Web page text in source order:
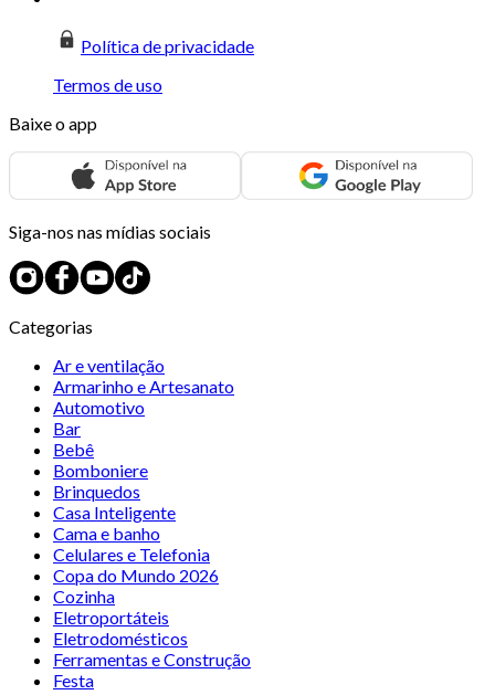
Política de privacidade
Termos de uso
Baixe o app
Siga-nos nas mídias sociais
Categorias
Ar e ventilação
Armarinho e Artesanato
Automotivo
Bar
Bebê
Bomboniere
Brinquedos
Casa Inteligente
Cama e banho
Celulares e Telefonia
Copa do Mundo 2026
Cozinha
Eletroportáteis
Eletrodomésticos
Ferramentas e Construção
Festa